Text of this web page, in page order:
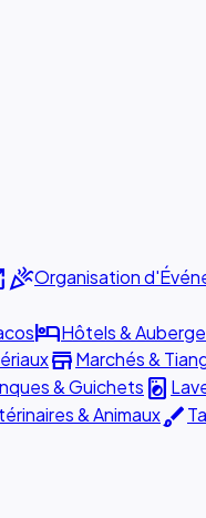
celebrationOrganisation
hotelHôtels &
storeMarchés &
& Guichets local_laundry_service
& Animauxbrush